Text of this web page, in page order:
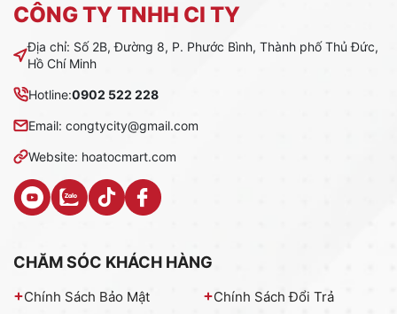
CÔNG TY TNHH CI TY
Địa chỉ: Số 2B, Đường 8, P. Phước Bình, Thành phố Thủ Đức,
Hồ Chí Minh
Hotline:0902 522 228
Email: congtycity@gmail.com
Website: hoatocmart.com
CHĂM SÓC KHÁCH HÀNG
Chính Sách Bảo Mật
Chính Sách Đổi Trả